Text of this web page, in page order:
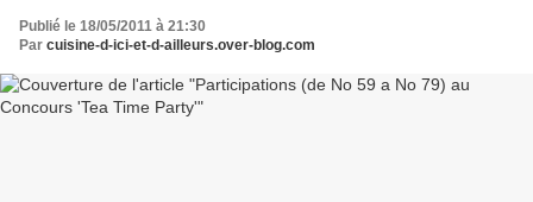
Publié le 18/05/2011 à 21:30
Par cuisine-d-ici-et-d-ailleurs.over-blog.com